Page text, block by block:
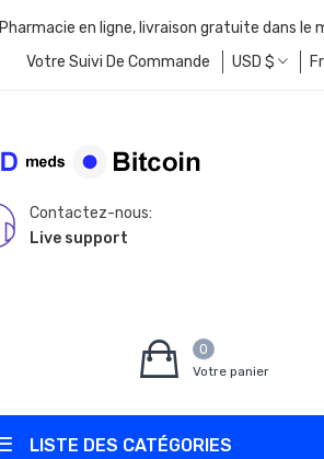
Pharmacie en ligne, livraison gratuite dans le
Votre Suivi De Commande
USD $
Contactez-nous:
Live support
LISTE DES CATÉGORIES
0
Votre panier